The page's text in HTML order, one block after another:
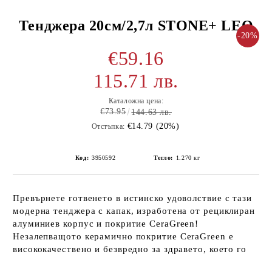
Тенджера 20см/2,7л STONE+ LEO
-20%
€59.16
115.71 лв.
Каталожна цена:
€73.95 144.63 лв.
Отстъпка: €14.79 (20%)
Код: 3950592 Тегло: 1.270 кг
Превърнете готвенето в истинско удоволствие с тази
модерна тенджера с капак, изработена от рециклиран
алуминиев корпус и покритие CeraGreen!
Незалепващото керамично покритие CeraGreen е
висококачествено и безвредно за здравето, което го